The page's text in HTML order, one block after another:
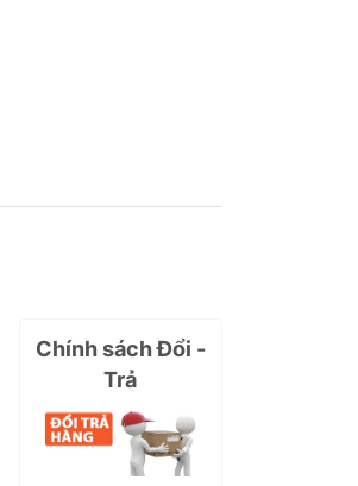
Chính sách Đổi -
Trả